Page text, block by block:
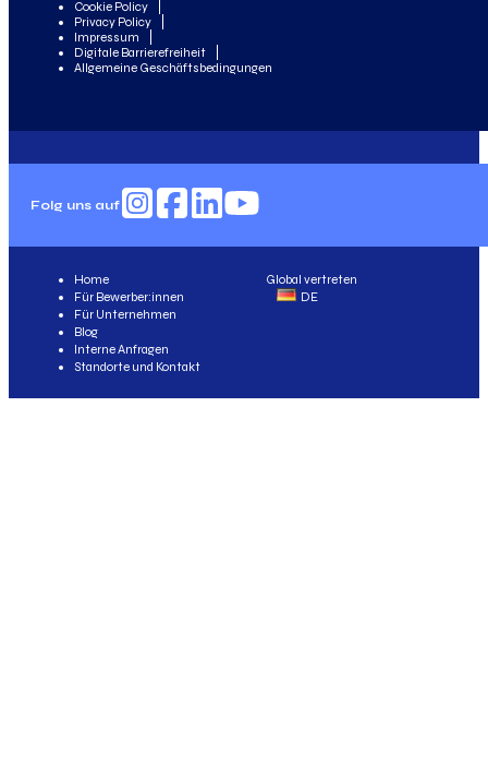
Cookie Policy
Privacy Policy
Impressum
Digitale Barrierefreiheit
Allgemeine Geschäftsbedingungen
Folg uns auf
Global vertreten
DE
Home
Für Bewerber:innen
Für Unternehmen
Blog
Interne Anfragen
Standorte und Kontakt